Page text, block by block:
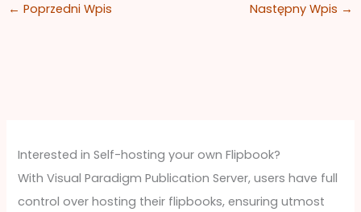
← Poprzedni Wpis Następny Wpis →
Interested in Self-hosting your own Flipbook?
With Visual Paradigm Publication Server, users have full
control over hosting their flipbooks, ensuring utmost